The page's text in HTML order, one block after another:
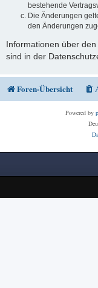
bestehende
Die Änderungen
den Änderungen
Informationen über
sind in der
Foren-Übersicht
Powered by